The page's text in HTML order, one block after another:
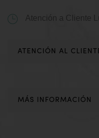
Atención a Cliente
ATENCIÓN AL
MÁS INFORMACIÓN